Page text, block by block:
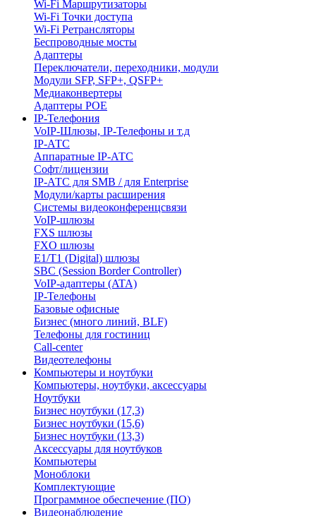
Wi-Fi Маршрутизаторы
Wi-Fi Точки доступа
Wi-Fi Ретрансляторы
Беспроводные мосты
Адаптеры
Переключатели, переходники, модули
Модули SFP, SFP+, QSFP+
Медиаконвертеры
Адаптеры POE
IP-Телефония
VoIP-Шлюзы, IP-Телефоны и т.д
IP-АТС
Аппаратные IP-АТС
Софт/лицензии
IP-АТС для SMB / для Enterprise
Модули/карты расширения
Системы видеоконференцсвязи
VoIP-шлюзы
FXS шлюзы
FXO шлюзы
E1/T1 (Digital) шлюзы
SBC (Session Border Controller)
VoIP-адаптеры (ATA)
IP-Телефоны
Базовые офисные
Бизнес (много линий, BLF)
Телефоны для гостиниц
Call-center
Видеотелефоны
Компьютеры и ноутбуки
Компьютеры, ноутбуки, аксессуары
Ноутбуки
Бизнес ноутбуки (17,3)
Бизнес ноутбуки (15,6)
Бизнес ноутбуки (13,3)
Аксессуары для ноутбуков
Компьютеры
Моноблоки
Комплектующие
Программное обеспечение (ПО)
Видеонаблюдение